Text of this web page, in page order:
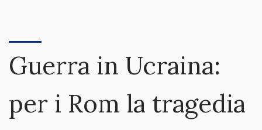
Guerra in Ucraina:
per i Rom la tragedia